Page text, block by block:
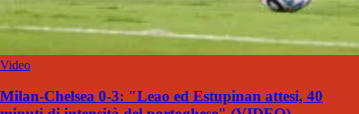
Video
Milan-Chelsea 0-3: "Leao ed Estupinan attesi, 40